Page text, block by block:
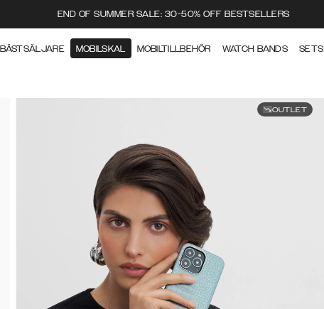
END OF SUMMER SALE: 30-50% OFF BESTSELLERS
BÄSTSÄLJARE MOBILSKAL MOBILTILLBEHÖR WATCH BANDS SETS
OUTLET